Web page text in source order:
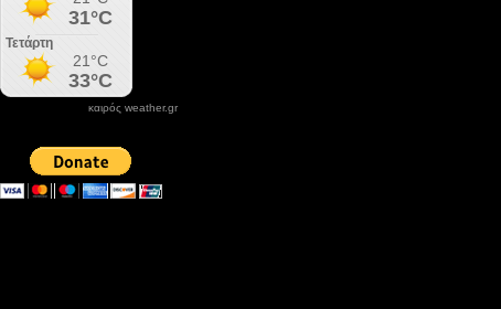
καιρός weather.gr